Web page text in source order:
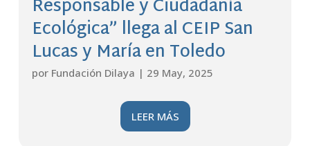
Responsable y Ciudadanía
Ecológica” llega al CEIP San
Lucas y María en Toledo
por Fundación Dilaya | 29 May, 2025
LEER MÁS